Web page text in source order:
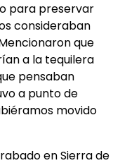
para preservar
consideraban
que
a la tequilera
pensaban
a punto de
movido